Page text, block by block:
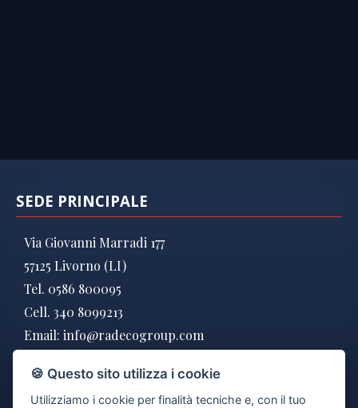
SEDE PRINCIPALE
Via Giovanni Marradi 177
57125 Livorno (LI)
Tel. 0586 800095
Cell. 340 8099213
Email: info@radecogroup.com
🍪 Questo sito utilizza i cookie
Utilizziamo i cookie per finalità tecniche e, con il tuo